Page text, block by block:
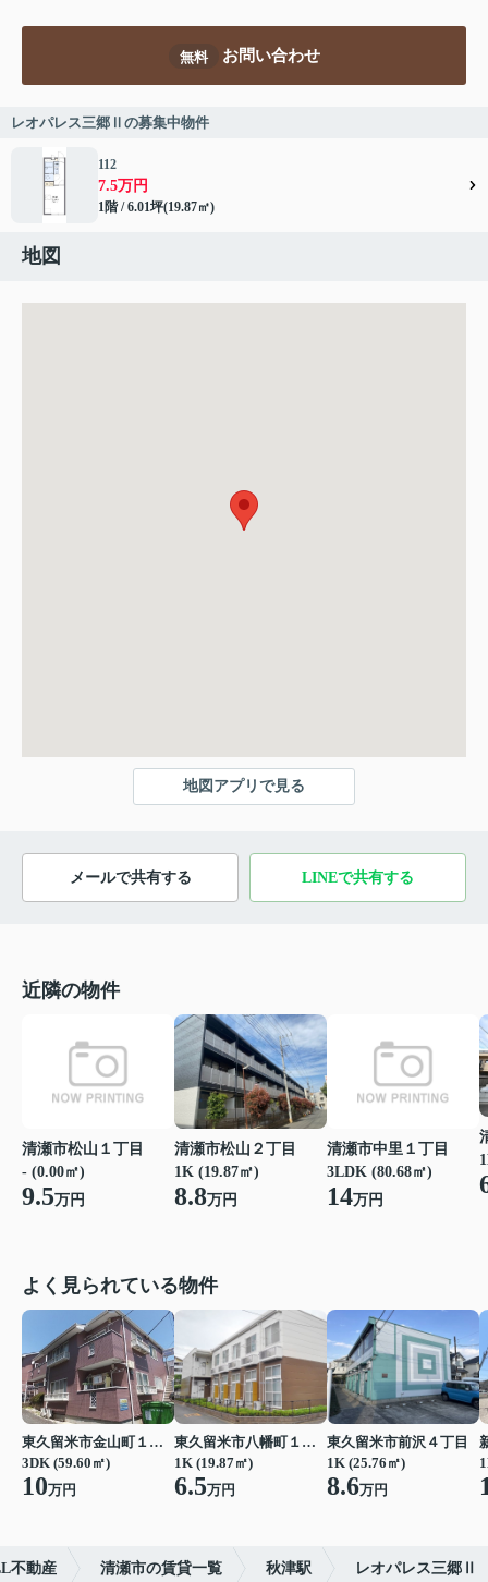
無料 お問い合わせ
レオパレス三郷Ⅱの募集中物件
112
7.5万円
1階 / 6.01坪(19.87㎡)
地図
地図アプリで見る
メールで共有する LINEで共有する
近隣の物件
清瀬市松山１丁目
- (0.00㎡)
9.5万円
清瀬市松山２丁目
1K (19.87㎡)
8.8万円
清瀬市中里１丁目
3LDK (80.68㎡)
14万円
よく見られている物件
東久留米市金山町１丁目
3DK (59.60㎡)
10万円
東久留米市八幡町１丁目
1K (19.87㎡)
6.5万円
東久留米市前沢４丁目
1K (25.76㎡)
8.6万円
不動産 清瀬市の賃貸一覧 秋津駅 レオパレス三郷Ⅱ